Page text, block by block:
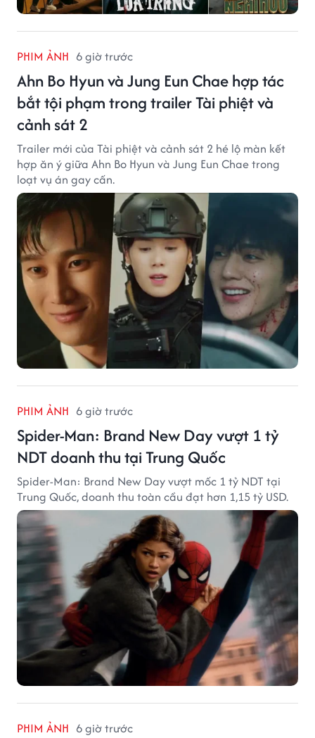
PHIM ẢNH 6 giờ trước
Ahn Bo Hyun và Jung Eun Chae hợp tác
bắt tội phạm trong trailer Tài phiệt và
cảnh sát 2
Trailer mới của Tài phiệt và cảnh sát 2 hé lộ màn kết
hợp ăn ý giữa Ahn Bo Hyun và Jung Eun Chae trong
loạt vụ án gay cấn.
PHIM ẢNH 6 giờ trước
Spider-Man: Brand New Day vượt 1 tỷ
NDT doanh thu tại Trung Quốc
Spider-Man: Brand New Day vượt mốc 1 tỷ NDT tại
Trung Quốc, doanh thu toàn cầu đạt hơn 1,15 tỷ USD.
PHIM ẢNH 6 giờ trước